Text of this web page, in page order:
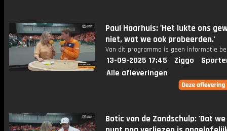
Paul Haarhuis: 'Het lukte ons
niet, wat we ook probeerden.'
Van dit programma is geen informatie
13-09-2025 17:45 Ziggo
Alle afleveringen
Botic van de Zandschulp: 'Dat